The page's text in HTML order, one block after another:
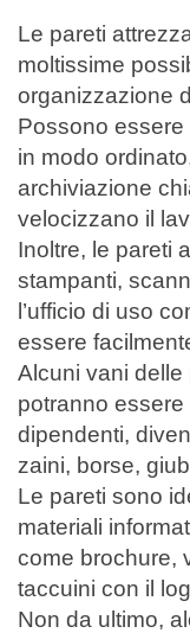
Le pareti
moltissime
organizzazione
Possono essere
in modo
archiviazione
velocizzano il
Inoltre, le pareti
stampanti,
l’ufficio di uso
essere
Alcuni vani delle
potranno essere
dipendenti,
zaini, borse,
Le pareti sono
materiali
come brochure,
taccuini con il
Non da ultimo,